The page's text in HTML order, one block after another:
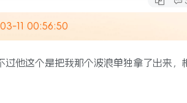
11 00:56:50
他这个是把我那个波浪单独拿了出来，